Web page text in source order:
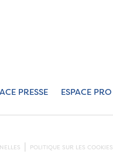
PRESSE ESPACE PRO
POLITIQUE SUR LES COOKIES